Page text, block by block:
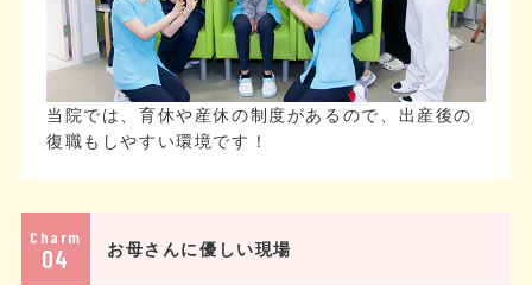
当院では、育休や産休の制度があるので、出産後の
復職もしやすい環境です！
Charm
04 お母さんに優しい現場